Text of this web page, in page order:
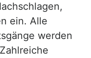
ein. Alle
werden